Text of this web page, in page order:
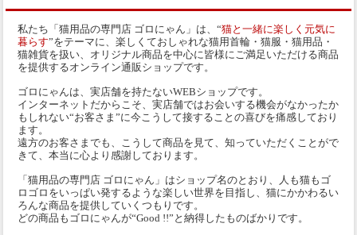
私たち「猫用品の専門店 ゴロにゃん」は、“猫と一緒に楽しく元気に
暮らす”をテーマに、楽しくておしゃれな猫用首輪・猫服・猫用品・
猫雑貨を扱い、オリジナル商品を中心に皆様にご満足いただける商品
を提供するオンライン通販ショップです。
ゴロにゃんは、実店舗を持たないWEBショップです。
インターネットだからこそ、実店舗ではお会いする機会がなかったか
もしれない“お客さま”に今こうして接することの喜びを痛感しており
ます。
遠方のお客さまでも、こうして商品を見て、知っていただくことがで
きて、本当に心より感謝しております。
「猫用品の専門店 ゴロにゃん」はショップ名のとおり、人も猫もゴ
ロゴロをいっぱい発するような楽しい世界を目指し、猫にかかわるい
ろんな商品を提供していくつもりです。
どの商品もゴロにゃんが“Good !!”と納得したものばかりです。